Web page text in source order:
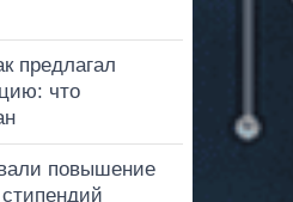
предлагал
что
повышение